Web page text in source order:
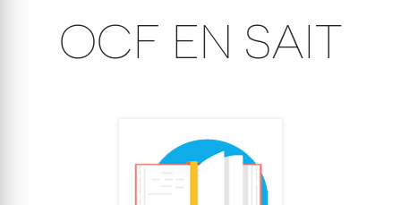
OCF EN SAIT